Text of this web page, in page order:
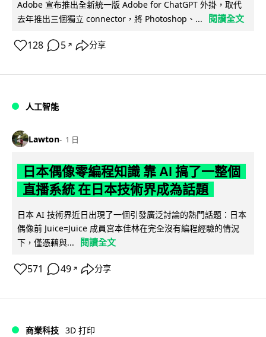
Adobe 宣布推出全新統一版 Adobe for ChatGPT 外掛，取代
去年推出三個獨立 connector，將 Photoshop、...
閱讀全文
128 5 ↗ 分享
人工智能
Lawton 1 日
日本偶像零編程知識 靠 AI 搞了一整個
直播系統 在日本技術界成為話題
日本 AI 技術界近日出現了一個引發廣泛討論的熱門話題：日本
偶像前 Juice=Juice 成員宮本佳林在完全沒有編程經驗的情況
下，僅憑藉與...
閱讀全文
571 49 ↗ 分享
商業科技 3D 打印